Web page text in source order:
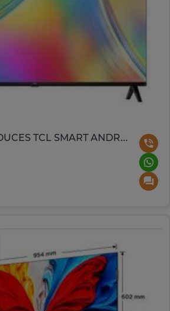
TELEVISEUR 32POUCES TCL SMART ANDROID 4K UHD 32S4500A